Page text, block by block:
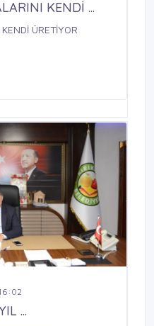
KENDİ ...
ÜRETİYOR
...